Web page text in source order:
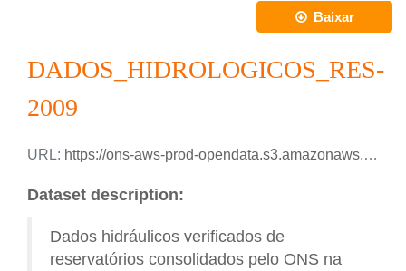
Baixar
DADOS_HIDROLOGICOS_RES-
2009
URL: https://ons-aws-prod-opendata.s3.amazonaws.com/dataset/dados_hidrologicos_di/DADOS_HIDROLOGICOS_RES_2009.csv
Dataset description:
Dados hidráulicos verificados de
reservatórios consolidados pelo ONS na